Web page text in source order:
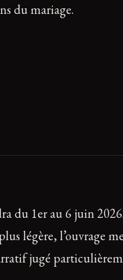
du mariage.
du 1er au 6 juin
légère, l’ouvrage
jugé